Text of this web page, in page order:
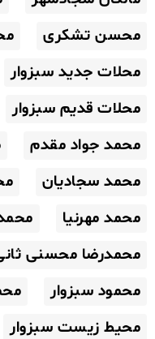
محسن تشکری
محلات جدید سبزوار
محلات قدیم سبزوار
محمد جواد مقدم
محمد سجادیان
محمد مهرنیا
محمدرضا محسنی
محمود سبزوار
محیط زیست سبزوار